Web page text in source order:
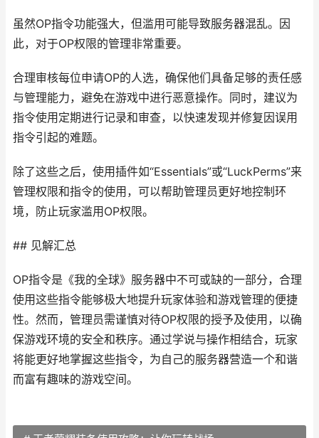
虽然OP指令功能强大，但滥用可能导致服务器混乱。因
此，对于OP权限的管理非常重要。
合理审核每位申请OP的人选，确保他们具备足够的责任感
与管理能力，避免在游戏中进行恶意操作。同时，建议为
指令使用定期进行记录和审查，以快速发现并修复因误用
指令引起的难题。
除了这些之后，使用插件如“Essentials”或“LuckPerms”来
管理权限和指令的使用，可以帮助管理员更好地控制环
境，防止玩家滥用OP权限。
## 见解汇总
OP指令是《我的全球》服务器中不可或缺的一部分，合理
使用这些指令能够极大地提升玩家体验和游戏管理的便捷
性。然而，管理员需谨慎对待OP权限的授予及使用，以确
保游戏环境的安全和秩序。通过学说与操作相结合，玩家
将能更好地掌握这些指令，为自己的服务器营造一个和谐
而富有趣味的游戏空间。